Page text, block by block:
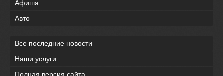
Афиша
Авто
Все последние новости
Наши услуги
Полная версия сайта